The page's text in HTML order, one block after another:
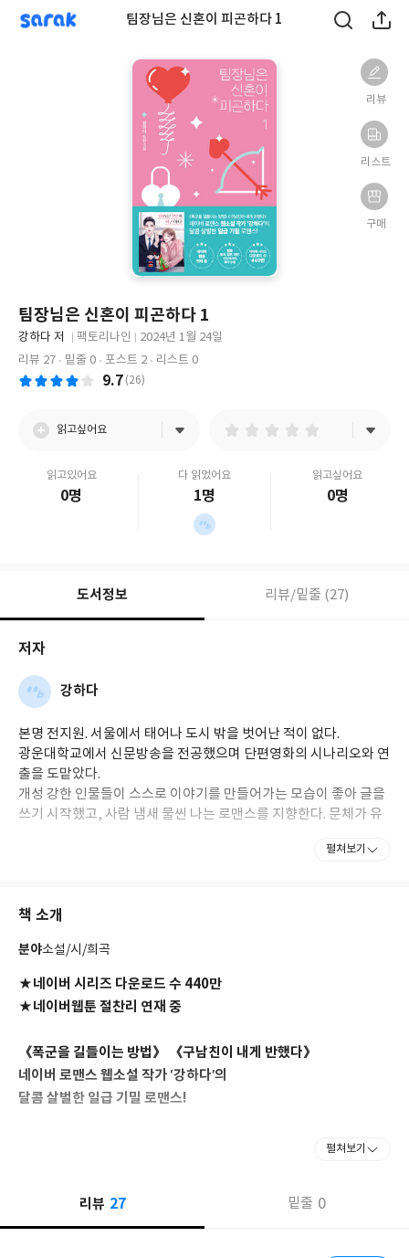
sarak 팀장님은 신혼이 피곤하다 1
리뷰
리스트
구매
팀장님은 신혼이 피곤하다 1
글
쓴
강하다 저
출
판
사
팩토리나인
출
일
2024년 1월 24일
리뷰 27
밑줄 0 포스트 2 리스트 0
9.7 (26)
읽고싶어요
읽고있어요
0명
다 읽었어요
1명
읽고싶어요
0명
도서정보 리뷰/밑줄 (27)
저자
강하다
본명 전지원. 서울에서 태어나 도시 밖을 벗어난 적이 없다.
광운대학교에서 신문방송을 전공했으며 단편영화의 시나리오와 연
출을 도맡았다.
개성 강한 인물들이 스스로 이야기를 만들어가는 모습이 좋아 글을
쓰기 시작했고, 사람 냄새 물씬 나는 로맨스를 지향한다. 문체가 유
2013 『악당과 히어로는 한끗 차이다』 이북 출간
2014 『아이돌 납치사건』 네이버 정식연재
2015 『폭군을 길들이는 방법』 네이버 정식연재
2016 『폭군을 길들이는 방법』 종이책 출간
2017 『파혼은 어떻게 하나요?』 종이책 출간
2017 『구남친이 내게 반했다』 네이버 정식연재
2017 『홍시는 날 좋아해!』 네이버웹툰 정식연재
펼쳐보기
책 소개
분야소설/시/희곡
★네이버 시리즈 다운로드 수 440만
★네이버웹툰 절찬리 연재 중
《폭군을 길들이는 방법》 《구남친이 내게 반했다》
네이버 로맨스 웹소설 작가 ‘강하다’의
달콤 살벌한 일급 기밀 로맨스!
정부 산하의 비밀 수사기관 NSO의 신입 온도담은 최연소 팀장이자
의 신혼부부 이웃이 되어 증거를 수집하라!’ 잔뜩 들뜬 도담은 목표
는 뒷전이고, 사심만 가득한데……. 과연 이 비밀 수사는 성공할 수
펼쳐보기
리뷰 27 밑줄 0